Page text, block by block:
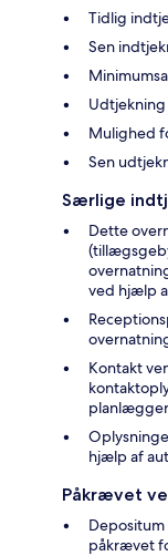
Tidlig
Sen
Udtjekning
Mulighed
Sen
Særlige
Dette
ved hjælp
Kontakt
hjælp af
Påkrævet
påkrævet